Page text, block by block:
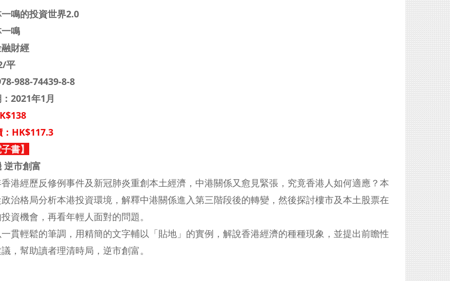
鳴的投資世界2.0
鳴
財經
平
988-74439-8-8
2021年1月
HK$117.3
書】
逆市創富
港經歷反修例事件及新冠肺炎重創本土經濟，中港關係又愈見緊張，究竟香港人如何適應？本
治格局分析本港投資環境，解釋中港關係進入第三階段後的轉變，然後探討樓市及本土股票在
資機會，再看年輕人面對的問題。
貫輕鬆的筆調，用精簡的文字輔以「貼地」的實例，解說香港經濟的種種現象，並提出前瞻性
，幫助讀者理清時局，逆市創富。